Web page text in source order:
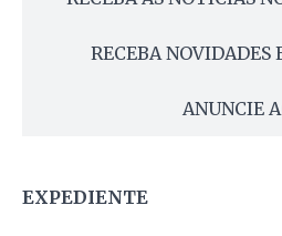
RECEBA NOVIDADES
ANUNCIE
EXPEDIENTE